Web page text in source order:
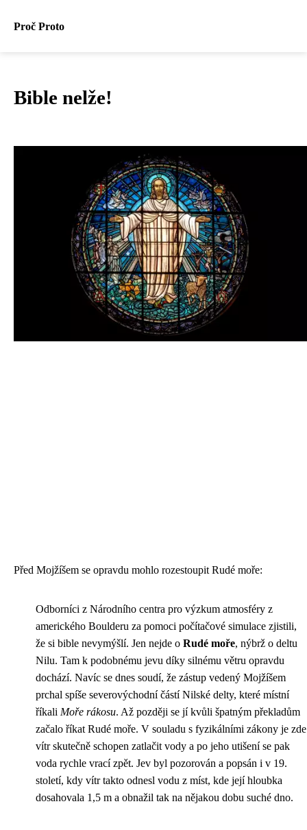
Proč Proto
Bible nelže!
Před Mojžíšem se opravdu mohlo rozestoupit Rudé moře:
Odborníci z Národního centra pro výzkum atmosféry z
amerického Boulderu za pomoci počítačové simulace zjistili,
že si bible nevymýšlí. Jen nejde o Rudé moře, nýbrž o deltu
Nilu. Tam k podobnému jevu díky silnému větru opravdu
dochází. Navíc se dnes soudí, že zástup vedený Mojžíšem
prchal spíše severovýchodní částí Nilské delty, které místní
říkali Moře rákosu. Až později se jí kvůli špatným překladům
začalo říkat Rudé moře. V souladu s fyzikálními zákony je zde
vítr skutečně schopen zatlačit vody a po jeho utišení se pak
voda rychle vrací zpět. Jev byl pozorován a popsán i v 19.
století, kdy vítr takto odnesl vodu z míst, kde její hloubka
dosahovala 1,5 m a obnažil tak na nějakou dobu suché dno.